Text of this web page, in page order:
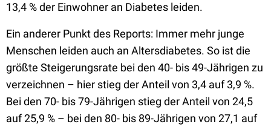
13,4 % der Einwohner an Diabetes leiden.
Ein anderer Punkt des Reports: Immer mehr junge
Menschen leiden auch an Altersdiabetes. So ist die
größte Steigerungsrate bei den 40- bis 49-Jährigen zu
verzeichnen – hier stieg der Anteil von 3,4 auf 3,9 %.
Bei den 70- bis 79-Jährigen stieg der Anteil von 24,5
auf 25,9 % – bei den 80- bis 89-Jährigen von 27,1 auf